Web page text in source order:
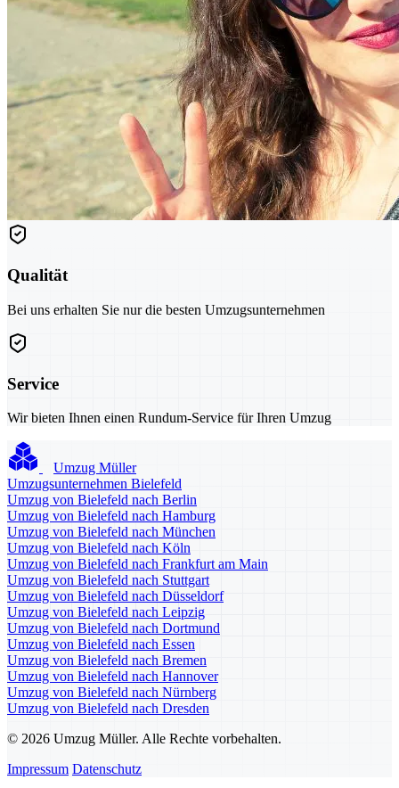
Qualität
Bei uns erhalten Sie nur die besten Umzugsunternehmen
Service
Wir bieten Ihnen einen Rundum-Service für Ihren Umzug
Umzug Müller
Umzugsunternehmen Bielefeld
Umzug von Bielefeld nach Berlin
Umzug von Bielefeld nach Hamburg
Umzug von Bielefeld nach München
Umzug von Bielefeld nach Köln
Umzug von Bielefeld nach Frankfurt am Main
Umzug von Bielefeld nach Stuttgart
Umzug von Bielefeld nach Düsseldorf
Umzug von Bielefeld nach Leipzig
Umzug von Bielefeld nach Dortmund
Umzug von Bielefeld nach Essen
Umzug von Bielefeld nach Bremen
Umzug von Bielefeld nach Hannover
Umzug von Bielefeld nach Nürnberg
Umzug von Bielefeld nach Dresden
© 2026 Umzug Müller. Alle Rechte vorbehalten.
Impressum Datenschutz